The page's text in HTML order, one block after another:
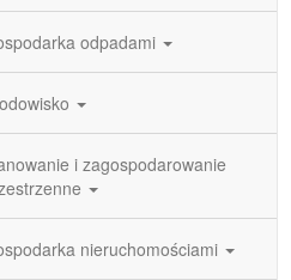
odpadami
i zagospodarowanie
nieruchomościami